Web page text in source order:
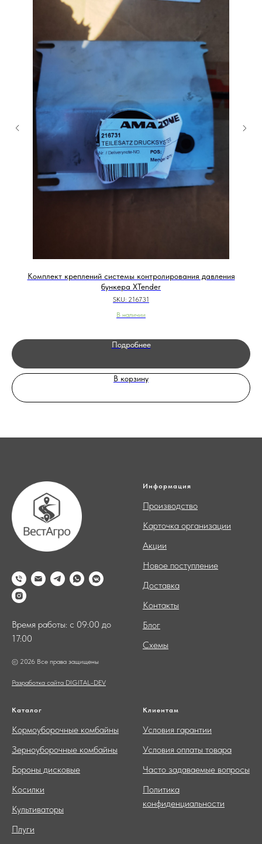
Комплект креплений системы контролирования давления
бункера XTender
SKU: 216731
В наличии
Подробнее
В корзину
Время работы: с 09:00 до
17:00
© 2026 Все права защищены
Разработка сайта DIGITAL-DEV
Информация
Производство
Карточка организации
Акции
Новое поступление
Доставка
Контакты
Блог
Схемы
Каталог
Кормоуборочные комбайны
Зерноуборочные комбайны
Бороны дисковые
Косилки
Культиваторы
Плуги
Клиентам
Условия гарантии
Условия оплаты товара
Часто задаваемые вопросы
Политика
конфиденциальности